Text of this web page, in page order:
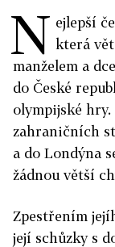
N ejlepší
která
manželem a
do České
olympijské
zahraničních
a do Londýna
žádnou větší
Zpestřením
její schůzky s